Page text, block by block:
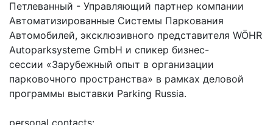
Петлеванный - Управляющий партнер компании
Автоматизированные Системы Паркования
Автомобилей, эксклюзивного представителя WÖHR
Autoparksysteme GmbH и спикер бизнес-
сессии «Зарубежный опыт в организации
парковочного пространства» в рамках деловой
программы выставки Parking Russia.
personal contacts: